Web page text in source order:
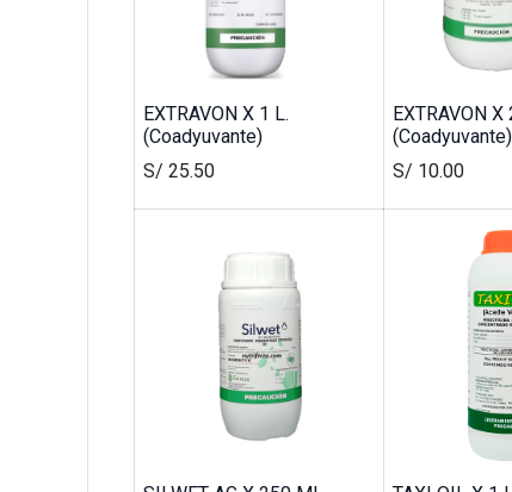
EXTRAVON X 1 L.
(Coadyuvante)
S/ 25.50
EXTRAVON
(Coadyuvante)
S/ 10.00
por volumen?
para obtener un mejor precio.
Contacto
contacto@nutriferza.com
Contáctenos